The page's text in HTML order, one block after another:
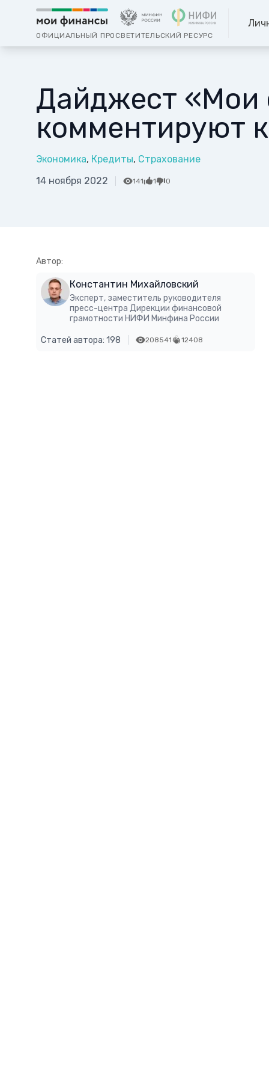
ОФИЦИАЛЬНЫЙ ПРОСВЕТИТЕЛЬСКИЙ РЕСУРС
Дайджест
комментируют
Экономика Кредиты Страхование
14 ноября 2022
141 1 0
Автор:
Константин Михайловский
Эксперт, заместитель руководителя
пресс-центра Дирекции финансовой
грамотности НИФИ Минфина России
Статей автора: 198 208541 12408